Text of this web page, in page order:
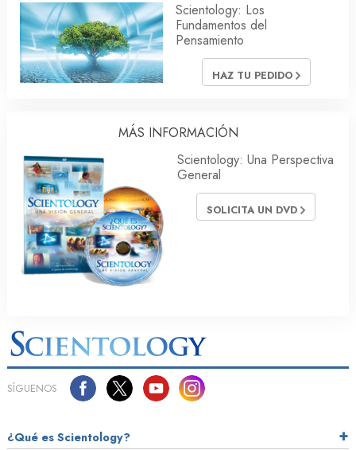
Scientology: Los
Fundamentos del
Pensamiento
HAZ TU PEDIDO
MÁS INFORMACIÓN
Scientology: Una Perspectiva
General
SOLICITA UN DVD
SÍGUENOS
¿Qué es Scientology?